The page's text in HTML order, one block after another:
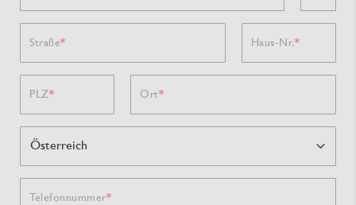
Straße Haus-Nr.
PLZ Ort
Telefonnummer